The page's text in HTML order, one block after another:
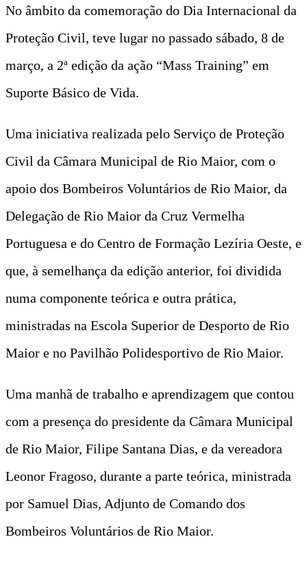
No âmbito da comemoração do Dia Internacional da
Proteção Civil, teve lugar no passado sábado, 8 de
março, a 2ª edição da ação “Mass Training” em
Suporte Básico de Vida.
Uma iniciativa realizada pelo Serviço de Proteção
Civil da Câmara Municipal de Rio Maior, com o
apoio dos Bombeiros Voluntários de Rio Maior, da
Delegação de Rio Maior da Cruz Vermelha
Portuguesa e do Centro de Formação Lezíria Oeste, e
que, à semelhança da edição anterior, foi dividida
numa componente teórica e outra prática,
ministradas na Escola Superior de Desporto de Rio
Maior e no Pavilhão Polidesportivo de Rio Maior.
Uma manhã de trabalho e aprendizagem que contou
com a presença do presidente da Câmara Municipal
de Rio Maior, Filipe Santana Dias, e da vereadora
Leonor Fragoso, durante a parte teórica, ministrada
por Samuel Dias, Adjunto de Comando dos
Bombeiros Voluntários de Rio Maior.